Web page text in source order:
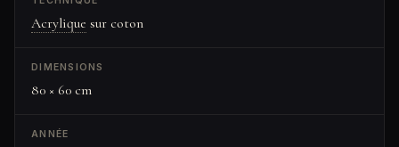
Acrylique sur coton
DIMENSIONS
80 × 60 cm
ANNÉE